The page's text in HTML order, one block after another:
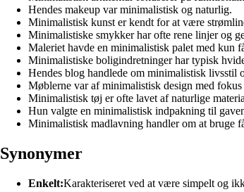
Hendes makeup var minimalistisk og naturlig.
Minimalistisk kunst er kendt for at være
Minimalistiske smykker har ofte rene linjer og
Maleriet havde en minimalistisk palet med kun
Minimalistiske boligindretninger har typisk
Hendes blog handlede om minimalistisk livsstil
Møblerne var af minimalistisk design med
Minimalistisk tøj er ofte lavet af naturlige
Hun valgte en minimalistisk indpakning til
Minimalistisk madlavning handler om at bruge
Synonymer
Enkelt:Karakteriseret ved at være simpelt og